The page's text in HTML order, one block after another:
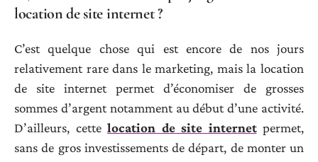
location de site internet ?
C’est quelque chose qui est encore de nos jours
relativement rare dans le marketing, mais la location
de site internet permet d’économiser de grosses
sommes d’argent notamment au début d’une activité.
D’ailleurs, cette location de site internetpermet,
sans de gros investissements de départ, de monter un